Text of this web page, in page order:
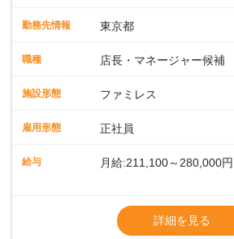
入社後はスキルに合わせた業務からお任
向上を目指すDX推進～ ◆すかいらーく
スタッフの働きやすさをサポートしてい
や歩行数が約40%も削減されました！ま
なDX（デジタルトランスフォーメーシ
います。私たちは、多様な働き方を提供
に合わせた柔軟な勤務時間や働きやすい
勤務先情報 東京都
職種 店長・マネージャー候補
施設形態 ファミレス
雇用形態 正社員
給与 月給:211,100～280,000円
※残業代全額支給
※経験に応じて応相談①
詳細を見る